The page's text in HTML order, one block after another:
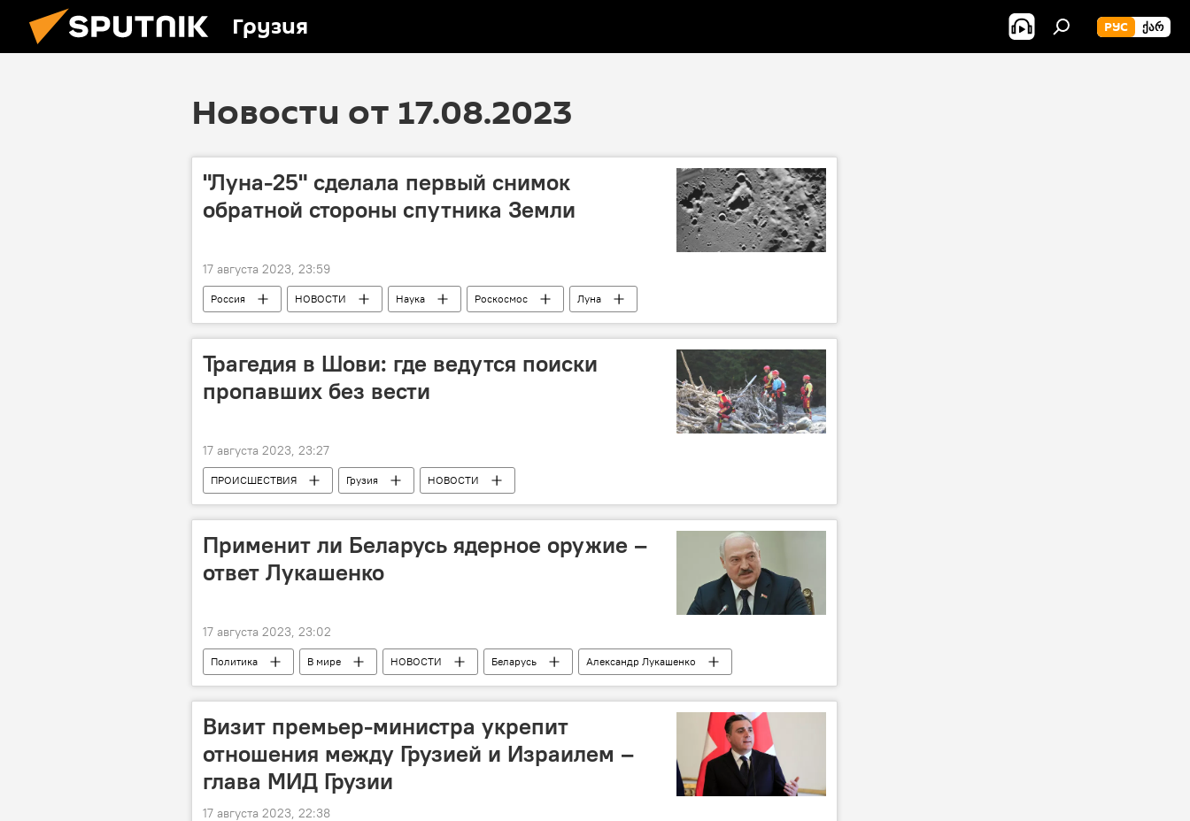
Грузия РУС ᲥᲐᲠ
Новости от 17.08.2023
"Луна-25" сделала первый снимок
обратной стороны спутника Земли
17 августа 2023, 23:59
Россия НОВОСТИ Наука Роскосмос Луна
Трагедия в Шови: где ведутся поиски
пропавших без вести
17 августа 2023, 23:27
ПРОИСШЕСТВИЯ Грузия
НОВОСТИ
Национальное агентство окружающей среды
Служба по управлению чрезвычайными ситуациями
Применит ли Беларусь ядерное оружие –
ответ Лукашенко
17 августа 2023, 23:02
Политика В мире НОВОСТИ Беларусь
Александр Лукашенко
Россия
Обострение ситуации вокруг Украины
Визит премьер-министра укрепит
отношения между Грузией и Израилем –
глава МИД Грузии
17 августа 2023, 22:38